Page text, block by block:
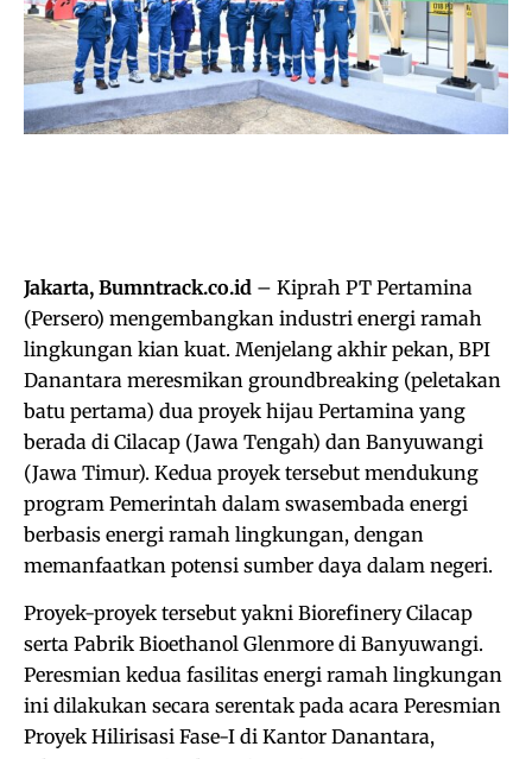
Jakarta, Bumntrack.co.id – Kiprah PT Pertamina
(Persero) mengembangkan industri energi ramah
lingkungan kian kuat. Menjelang akhir pekan, BPI
Danantara meresmikan groundbreaking (peletakan
batu pertama) dua proyek hijau Pertamina yang
berada di Cilacap (Jawa Tengah) dan Banyuwangi
(Jawa Timur). Kedua proyek tersebut mendukung
program Pemerintah dalam swasembada energi
berbasis energi ramah lingkungan, dengan
memanfaatkan potensi sumber daya dalam negeri.
Proyek-proyek tersebut yakni Biorefinery Cilacap
serta Pabrik Bioethanol Glenmore di Banyuwangi.
Peresmian kedua fasilitas energi ramah lingkungan
ini dilakukan secara serentak pada acara Peresmian
Proyek Hilirisasi Fase-I di Kantor Danantara,